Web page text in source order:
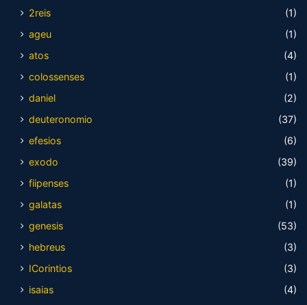
2reis
(1)
ageu
(1)
atos
(4)
colossenses
(1)
daniel
(2)
deuteronomio
(37)
efesios
(6)
exodo
(39)
fiipenses
(1)
galatas
(1)
genesis
(53)
hebreus
(3)
ICorintios
(3)
isaias
(4)